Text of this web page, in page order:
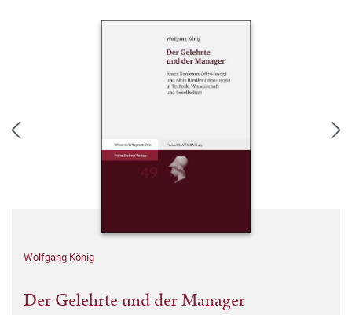
Wolfgang König
Der Gelehrte und der Manager